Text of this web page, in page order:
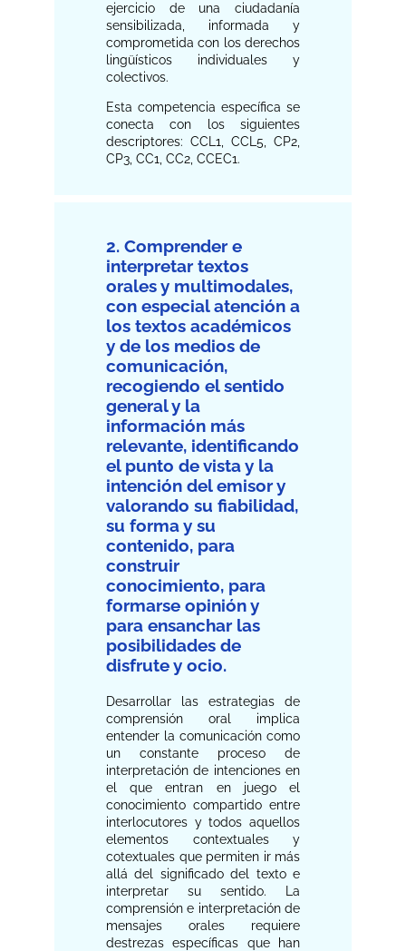
ejercicio de una ciudadanía
sensibilizada, informada y
comprometida con los derechos
lingüísticos individuales y
colectivos.
Esta competencia específica se
conecta con los siguientes
descriptores: CCL1, CCL5, CP2,
CP3, CC1, CC2, CCEC1.
2. Comprender e
interpretar textos
orales y multimodales,
con especial atención a
los textos académicos
y de los medios de
comunicación,
recogiendo el sentido
general y la
información más
relevante, identificando
el punto de vista y la
intención del emisor y
valorando su fiabilidad,
su forma y su
contenido, para
construir
conocimiento, para
formarse opinión y
para ensanchar las
posibilidades de
disfrute y ocio.
Desarrollar las estrategias de
comprensión oral implica
entender la comunicación como
un constante proceso de
interpretación de intenciones en
el que entran en juego el
conocimiento compartido entre
interlocutores y todos aquellos
elementos contextuales y
cotextuales que permiten ir más
allá del significado del texto e
interpretar su sentido. La
comprensión e interpretación de
mensajes orales requiere
destrezas específicas que han